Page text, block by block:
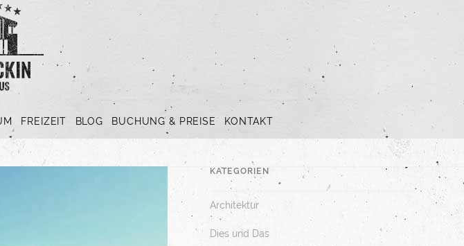
FREIZEIT BLOG BUCHUNG & PREISE KONTAKT
KATEGORIEN
Architektur
Dies und Das